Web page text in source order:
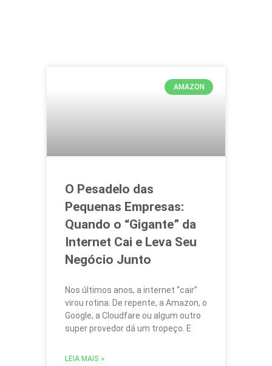
AMAZON
O Pesadelo das
Pequenas Empresas:
Quando o “Gigante” da
Internet Cai e Leva Seu
Negócio Junto
Nos últimos anos, a internet “cair”
virou rotina. De repente, a Amazon, o
Google, a Cloudfare ou algum outro
super provedor dá um tropeço. E
LEIA MAIS »